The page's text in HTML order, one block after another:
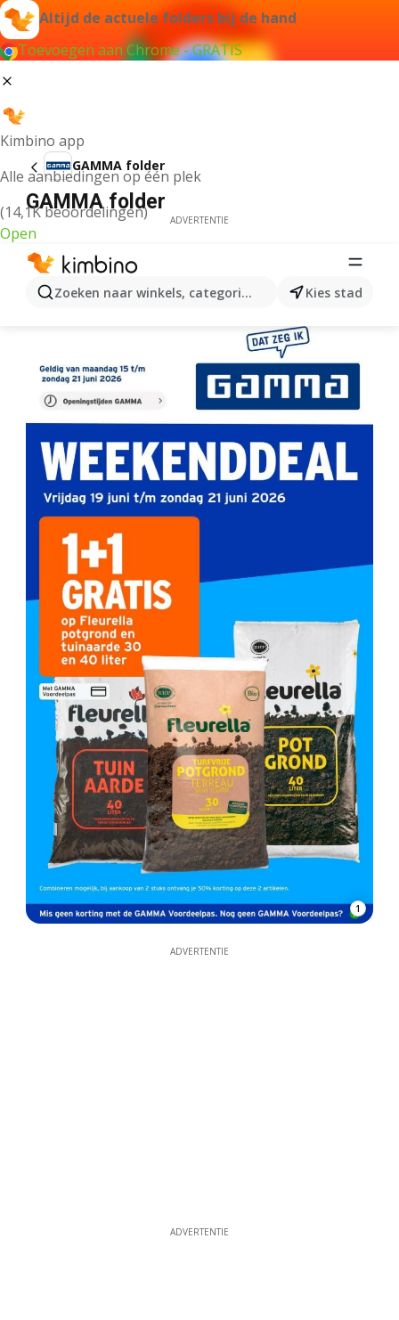
Altijd de actuele folders bij de hand
Toevoegen aan Chrome - GRATIS
Kimbino app
Alle aanbiedingen op één plek
(14,1K beoordelingen)
Open
Zoeken naar winkels, categorieën, producten...
Kies stad
GAMMA folder
GAMMA folder
ADVERTENTIE
1
ADVERTENTIE
ADVERTENTIE